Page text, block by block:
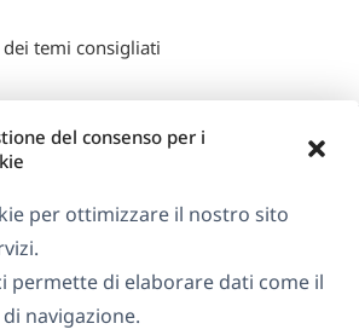
del consenso per i
per ottimizzare il nostro sito
permette di elaborare dati come il
navigazione.
dei temi consigliati
Informativa sulla Privacy